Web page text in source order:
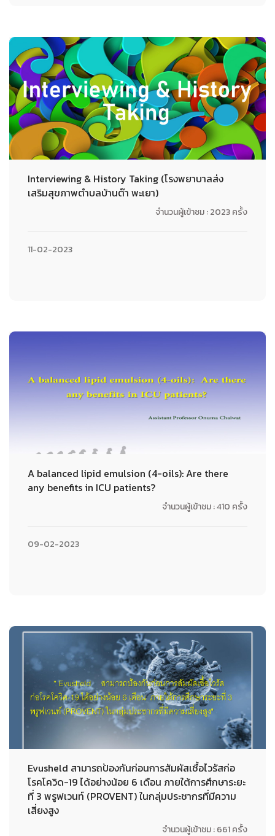
Interviewing & History Taking (โรงพยาบาลส่ง
เสริมสุขภาพตำบลบ้านต๊า พะเยา)
จำนวนผู้เข้าชม : 2023 ครั้ง
11-02-2023
A balanced lipid emulsion (4-oils): Are there
any benefits in ICU patients?
จำนวนผู้เข้าชม : 410 ครั้ง
09-02-2023
Evusheld สามารถป้องกันก่อนการสัมผัสเชื้อไวรัสก่อ
โรคโควิด-19 ได้อย่างน้อย 6 เดือน ภายใต้การศึกษาระยะ
ที่ 3 พรูฟเวนท์ (PROVENT) ในกลุ่มประชากรที่มีความ
เสี่ยงสูง
จำนวนผู้เข้าชม : 661 ครั้ง